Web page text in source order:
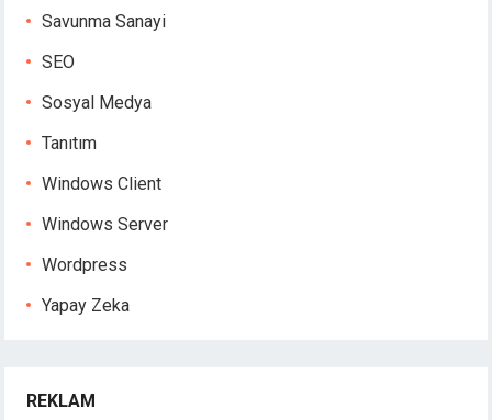
Savunma Sanayi
SEO
Sosyal Medya
Tanıtım
Windows Client
Windows Server
Wordpress
Yapay Zeka
REKLAM